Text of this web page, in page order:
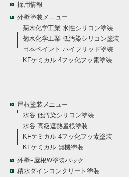
採用情報
外壁塗装メニュー
菊水化学工業 水性シリコン塗装
菊水化学工業 低汚染シリコン塗装
日本ペイント ハイブリッド塗装
KFケミカル 4フッ化フッ素塗装
屋根塗装メニュー
水谷 低汚染シリコン塗装
水谷 高級遮熱屋根塗装
KFケミカル 4フッ化フッ素塗装
KFケミカル 無機塗装
外壁+屋根W塗装パック
積水ダインコンクリート塗装